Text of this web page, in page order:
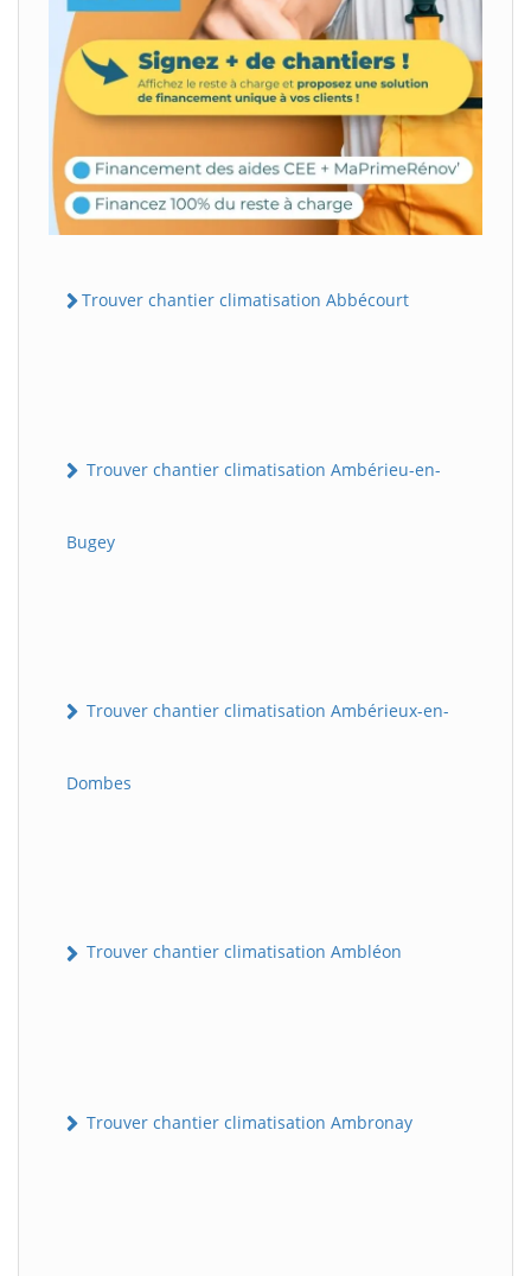
Trouver chantier climatisation Abbécourt
Trouver chantier climatisation Ambérieu-en-
Bugey
Trouver chantier climatisation Ambérieux-en-
Dombes
Trouver chantier climatisation Ambléon
Trouver chantier climatisation Ambronay